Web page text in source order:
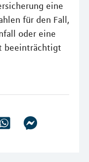
eine
für den Fall,
oder eine
beeinträchtigt